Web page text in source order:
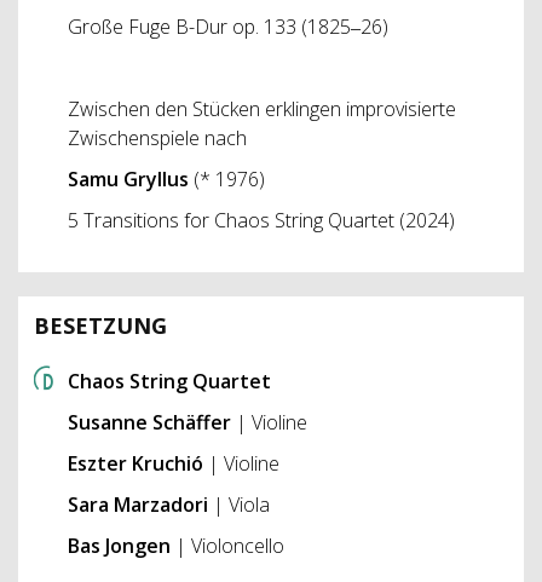
Große Fuge B-Dur op. 133 (1825‒26)
Zwischen den Stücken erklingen improvisierte
Zwischenspiele nach
Samu Gryllus (* 1976)
5 Transitions for Chaos String Quartet (2024)
BESETZUNG
Chaos String Quartet
Susanne Schäffer | Violine
Eszter Kruchió | Violine
Sara Marzadori | Viola
Bas Jongen | Violoncello